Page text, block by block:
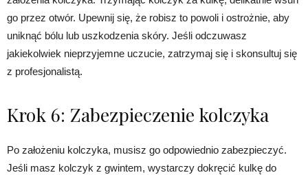
go przez otwór. Upewnij się, że robisz to powoli i ostrożnie, aby
uniknąć bólu lub uszkodzenia skóry. Jeśli odczuwasz
jakiekolwiek nieprzyjemne uczucie, zatrzymaj się i skonsultuj się
z profesjonalistą.
Krok 6: Zabezpieczenie kolczyka
Po założeniu kolczyka, musisz go odpowiednio zabezpieczyć.
Jeśli masz kolczyk z gwintem, wystarczy dokręcić kulkę do